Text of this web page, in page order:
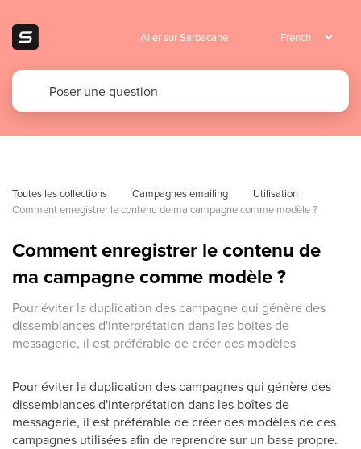
Aller sur Sarbacane
Toutes les collections Campagnes emailing
Utilisation
Comment enregistrer le contenu de ma campagne comme modèle ?
Comment enregistrer le contenu de
ma campagne comme modèle ?
Pour éviter la duplication des campagne qui génère des
dissemblances d'interprétation dans les boites de
messagerie, il est préférable de créer des modèles
Pour éviter la duplication des campagnes qui génère des
dissemblances d'interprétation dans les boîtes de
messagerie, il est préférable de créer des modèles de ces
campagnes utilisées afin de reprendre sur un base propre.